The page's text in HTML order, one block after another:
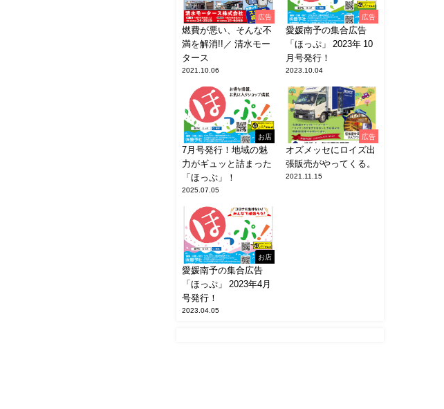
広告
燃費が悪い、そんな不
満を解消!!／ 清水モー
タース
2021.10.06
広告
愛媛南予の集合広告
「ほっぷ」 2023年 10
月号発行！
2023.10.04
お店
7月号発行！地域の魅
力がギュッと詰まった
「ほっぷ」！
2025.07.05
広告
オズメッセにロイズ出
張販売がやってくる。
2021.11.15
お店
愛媛南予の集合広告
「ほっぷ」 2023年4月
号発行！
2023.04.05